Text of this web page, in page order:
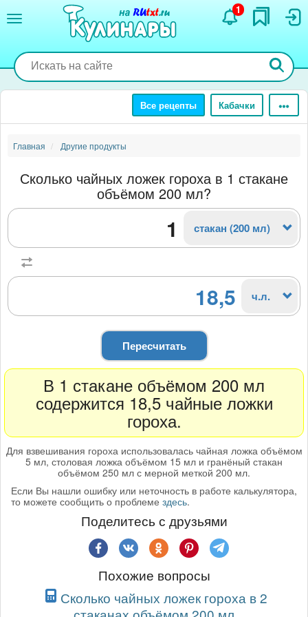
содержанию
1
Все рецепты Кабачки
Главная Другие продукты
Сколько чайных ложек гороха в 1 стакане
объёмом 200 мл?
стакан (200 мл)
18,5 ч.л.
Пересчитать
В 1 стакане объёмом 200 мл
содержится 18,5 чайные ложки
гороха.
Для взвешивания гороха использовалась чайная ложка объёмом
5 мл, столовая ложка объёмом 15 мл и гранёный стакан
объёмом 250 мл с мерной меткой 200 мл.
Если Вы нашли ошибку или неточность в работе калькулятора,
то можете сообщить о проблеме здесь.
Поделитесь с друзьями
Похожие вопросы
Сколько чайных ложек гороха в 2